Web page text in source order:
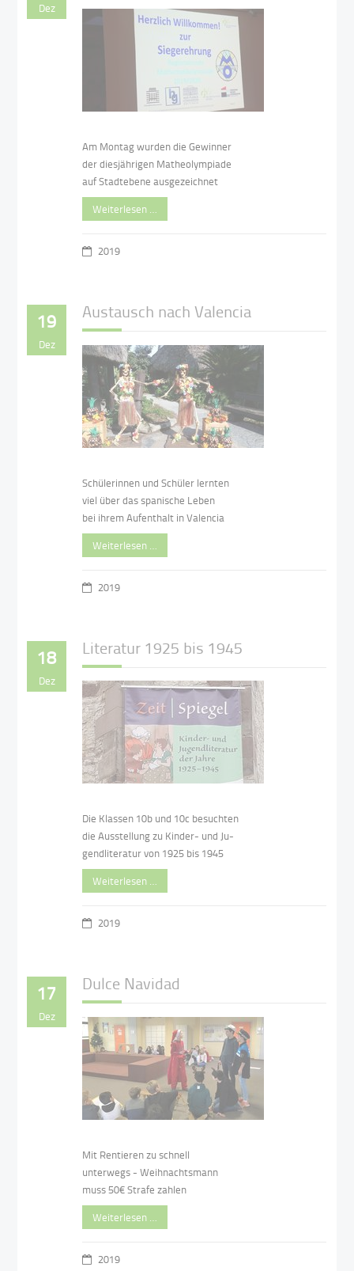
Dez
Am Montag wurden die Gewinner
der diesjährigen Matheolympiade
auf Stadtebene ausgezeichnet
Weiterlesen …
2019
19
Dez
Austausch nach Valencia
Schülerinnen und Schüler lernten
viel über das spanische Leben
bei ihrem Aufenthalt in Valencia
Weiterlesen …
2019
18
Dez
Literatur 1925 bis 1945
Die Klassen 10b und 10c besuchten
die Ausstellung zu Kinder- und Ju-
gendliteratur von 1925 bis 1945
Weiterlesen …
2019
17
Dez
Dulce Navidad
Mit Rentieren zu schnell
unterwegs - Weihnachtsmann
muss 50€ Strafe zahlen
Weiterlesen …
2019